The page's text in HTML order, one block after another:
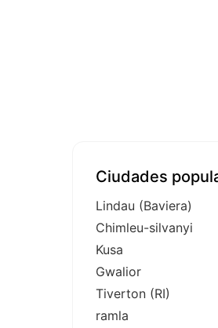
Ciudades
Lindau (Baviera)
Chimleu-silvanyi
Kusa
Gwalior
Tiverton (RI)
ramla